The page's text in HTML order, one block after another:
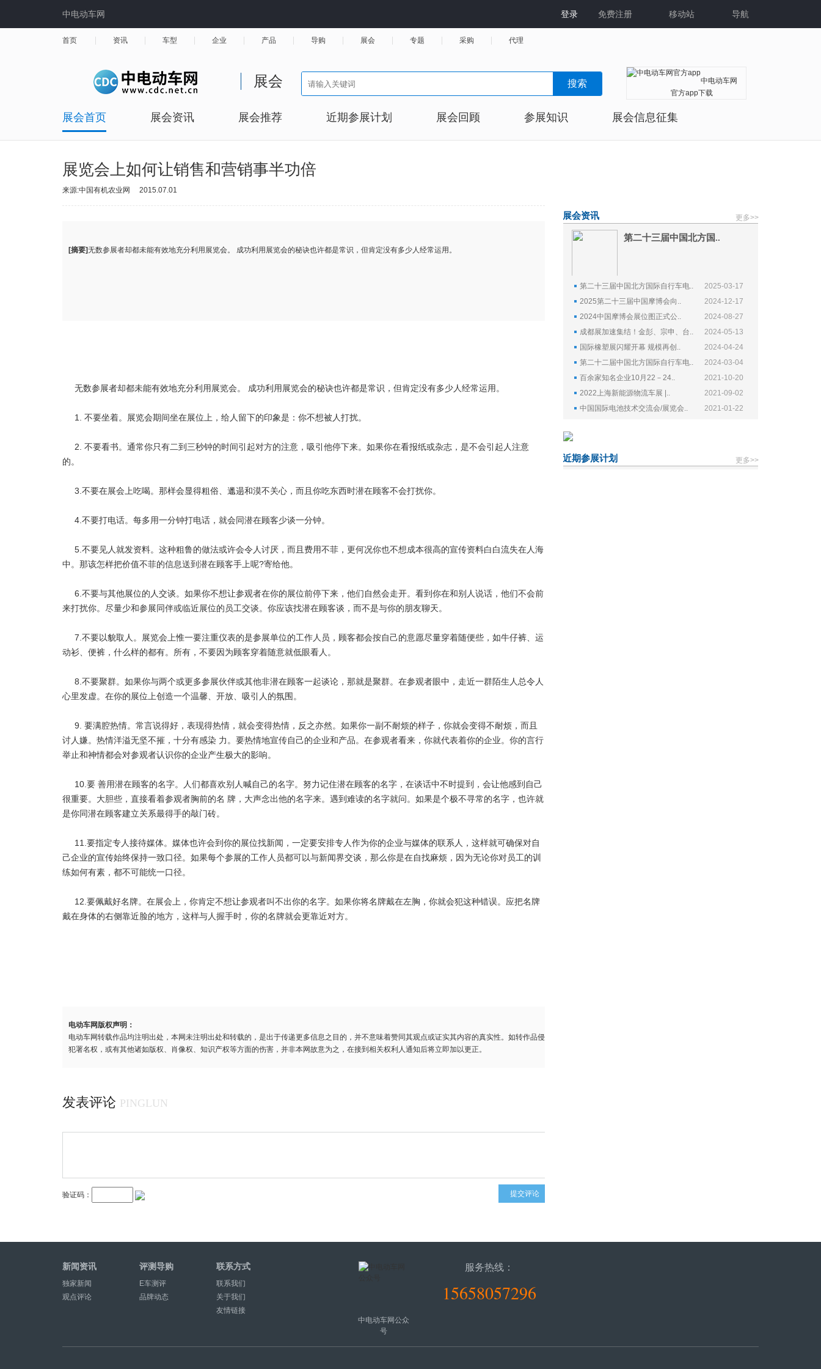
中电动车网 登录 免费注册 移动站 导航
首页 资讯 车型 企业 产品 导购 展会 专题 采购 代理
展会 搜索
中电动车网
官方app下载
展会首页 展会资讯 展会推荐 近期参展计划 展会回顾 参展知识 展会信息征集
展览会上如何让销售和营销事半功倍
来源:中国有机农业网 2015.07.01
[摘要]无数参展者却都未能有效地充分利用展览会。 成功利用展览会的秘诀也许都是常识，但肯定没有多少人经常运用。
无数参展者却都未能有效地充分利用展览会。 成功利用展览会的秘诀也许都是常识，但肯定没有多少人经常运用。
1. 不要坐着。展览会期间坐在展位上，给人留下的印象是：你不想被人打扰。
2. 不要看书。通常你只有二到三秒钟的时间引起对方的注意，吸引他停下来。如果你在看报纸或杂志，是不会引起人注意
的。
3.不要在展会上吃喝。那样会显得粗俗、邋遢和漠不关心，而且你吃东西时潜在顾客不会打扰你。
4.不要打电话。每多用一分钟打电话，就会同潜在顾客少谈一分钟。
5.不要见人就发资料。这种粗鲁的做法或许会令人讨厌，而且费用不菲，更何况你也不想成本很高的宣传资料白白流失在人海
中。那该怎样把价值不菲的信息送到潜在顾客手上呢?寄给他。
6.不要与其他展位的人交谈。如果你不想让参观者在你的展位前停下来，他们自然会走开。看到你在和别人说话，他们不会前
来打扰你。尽量少和参展同伴或临近展位的员工交谈。你应该找潜在顾客谈，而不是与你的朋友聊天。
7.不要以貌取人。展览会上惟一要注重仪表的是参展单位的工作人员，顾客都会按自己的意愿尽量穿着随便些，如牛仔裤、运
动衫、便裤，什么样的都有。所有，不要因为顾客穿着随意就低眼看人。
8.不要聚群。如果你与两个或更多参展伙伴或其他非潜在顾客一起谈论，那就是聚群。在参观者眼中，走近一群陌生人总令人
心里发虚。在你的展位上创造一个温馨、开放、吸引人的氛围。
9. 要满腔热情。常言说得好，表现得热情，就会变得热情，反之亦然。如果你一副不耐烦的样子，你就会变得不耐烦，而且
讨人嫌。热情洋溢无坚不摧，十分有感染 力。要热情地宣传自己的企业和产品。在参观者看来，你就代表着你的企业。你的言行
举止和神情都会对参观者认识你的企业产生极大的影响。
10.要 善用潜在顾客的名字。人们都喜欢别人喊自己的名字。努力记住潜在顾客的名字，在谈话中不时提到，会让他感到自己
很重要。大胆些，直接看着参观者胸前的名 牌，大声念出他的名字来。遇到难读的名字就问。如果是个极不寻常的名字，也许就
是你同潜在顾客建立关系最得手的敲门砖。
11.要指定专人接待媒体。媒体也许会到你的展位找新闻，一定要安排专人作为你的企业与媒体的联系人，这样就可确保对自
己企业的宣传始终保持一致口径。如果每个参展的工作人员都可以与新闻界交谈，那么你是在自找麻烦，因为无论你对员工的训
练如何有素，都不可能统一口径。
12.要佩戴好名牌。在展会上，你肯定不想让参观者叫不出你的名字。如果你将名牌戴在左胸，你就会犯这种错误。应把名牌
戴在身体的右侧靠近脸的地方，这样与人握手时，你的名牌就会更靠近对方。
电动车网版权声明：
电动车网转载作品均注明出处，本网未注明出处和转载的，是出于传递更多信息之目的，并不意味着赞同其观点或证实其内容的真实性。如转作品侵
犯署名权，或有其他诸如版权、肖像权、知识产权等方面的伤害，并非本网故意为之，在接到相关权利人通知后将立即加以更正。
发表评论 PINGLUN
验证码：
展会资讯 更多>>
第二十三届中国北方国..
第二十三届中国北方国际自行车电..
2025-03-17
2025第二十三届中国摩博会向..
2024-12-17
2024中国摩博会展位图正式公..
2024-08-27
成都展加速集结！金彭、宗申、台..
2024-05-13
国际橡塑展闪耀开幕 规模再创..
2024-04-24
第二十二届中国北方国际自行车电..
2024-03-04
百余家知名企业10月22－24..
2021-10-20
2022上海新能源物流车展 |..
2021-09-02
中国国际电池技术交流会/展览会..
2021-01-22
近期参展计划 更多>>
新闻资讯
独家新闻
观点评论
评测导购
E车测评
品牌动态
联系方式
联系我们
关于我们
友情链接
中电动车网公众
号
服务热线：
15658057296